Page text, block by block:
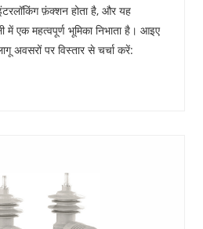
फ़ंक्शन होता है, और यह
में एक महत्वपूर्ण भूमिका निभाता है। आइए
अवसरों पर विस्तार से चर्चा करें: